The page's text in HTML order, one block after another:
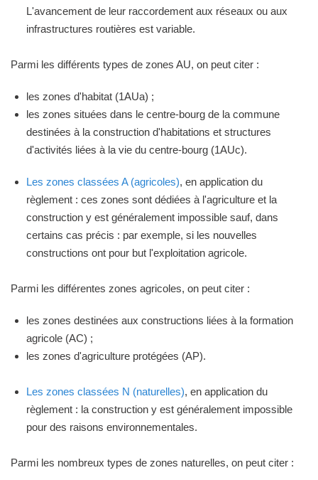
L'avancement de leur raccordement aux réseaux ou aux
infrastructures routières est variable.
Parmi les différents types de zones AU, on peut citer :
les zones d'habitat (1AUa) ;
les zones situées dans le centre-bourg de la commune
destinées à la construction d'habitations et structures
d'activités liées à la vie du centre-bourg (1AUc).
Les zones classées A (agricoles), en application du
règlement : ces zones sont dédiées à l'agriculture et la
construction y est généralement impossible sauf, dans
certains cas précis : par exemple, si les nouvelles
constructions ont pour but l'exploitation agricole.
Parmi les différentes zones agricoles, on peut citer :
les zones destinées aux constructions liées à la formation
agricole (AC) ;
les zones d'agriculture protégées (AP).
Les zones classées N (naturelles), en application du
règlement : la construction y est généralement impossible
pour des raisons environnementales.
Parmi les nombreux types de zones naturelles, on peut citer :